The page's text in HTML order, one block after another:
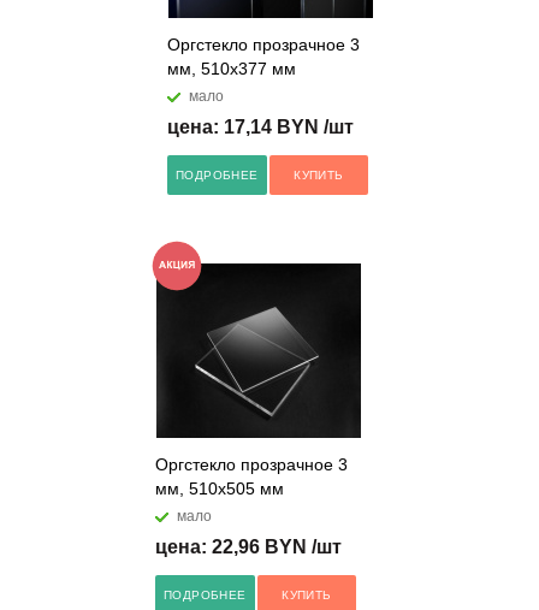
Оргстекло прозрачное 3
мм, 510х377 мм
мало
цена: 17,14 BYN /шт
ПОДРОБНЕЕ КУПИТЬ
Оргстекло прозрачное 3
мм, 510х505 мм
мало
цена: 22,96 BYN /шт
ПОДРОБНЕЕ КУПИТЬ